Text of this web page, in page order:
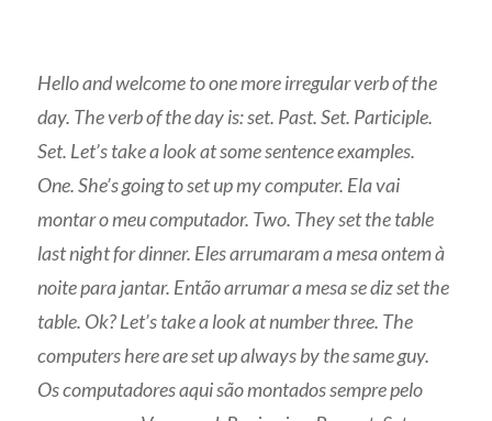
Hello and welcome to one more irregular verb of the
day. The verb of the day is: set. Past. Set. Participle.
Set. Let’s take a look at some sentence examples.
One. She’s going to set up my computer. Ela vai
montar o meu computador. Two. They set the table
last night for dinner. Eles arrumaram a mesa ontem à
noite para jantar. Então arrumar a mesa se diz set the
table. Ok? Let’s take a look at number three. The
computers here are set up always by the same guy.
Os computadores aqui são montados sempre pelo